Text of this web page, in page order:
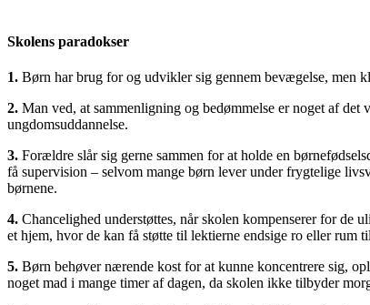
Skolens paradokser
1. Børn har brug for og udvikler sig gennem bevægelse, men
2. Man ved, at sammenligning og bedømmelse er noget af
ungdomsuddannelse.
3. Forældre slår sig gerne sammen for at holde en
få supervision – selvom mange børn lever under frygtelige
børnene.
4. Chancelighed understøttes, når skolen kompenserer for de
et hjem, hvor de kan få støtte til lektierne endsige ro eller rum
5. Børn behøver nærende kost for at kunne koncentrere sig,
noget mad i mange timer af dagen, da skolen ikke tilbyder